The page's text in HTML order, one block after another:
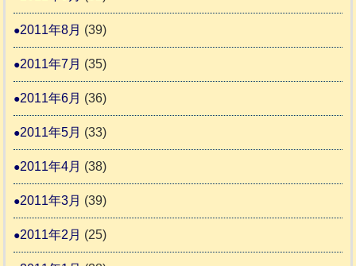
2011年8月 (39)
2011年7月 (35)
2011年6月 (36)
2011年5月 (33)
2011年4月 (38)
2011年3月 (39)
2011年2月 (25)